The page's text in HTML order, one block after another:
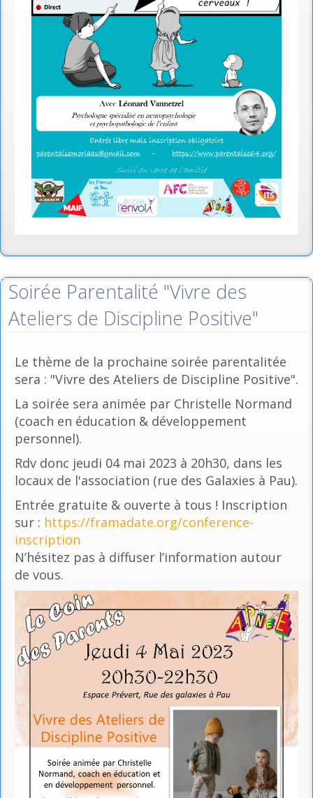
Soirée Parentalité "Vivre des
Ateliers de Discipline Positive"
Le thème de la prochaine soirée parentalitée
sera : "Vivre des Ateliers de Discipline Positive".
La soirée sera animée par Christelle Normand
(coach en éducation & développement
personnel).
Rdv donc jeudi 04 mai 2023 à 20h30, dans les
locaux de l'association (rue des Galaxies à Pau).
Entrée gratuite & ouverte à tous ! Inscription
sur : https://framadate.org/conference-
inscription
N’hésitez pas à diffuser l’information autour
de vous.